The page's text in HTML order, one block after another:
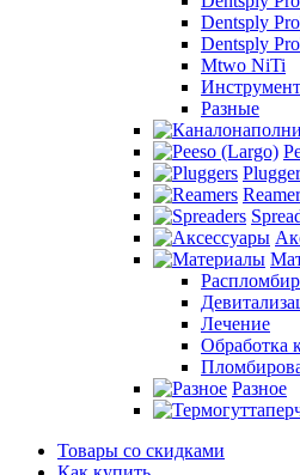
Dentsply
Dentsply
Mtwo NiTi
Разные
Лечение
Обработка
Разное
Товары со скидками